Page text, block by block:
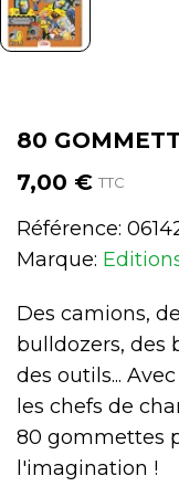
80
7,00 € TTC
Référence:
Marque:
Des camions,
bulldozers, des
des outils...
les chefs de
80 gommettes
l'imagination !